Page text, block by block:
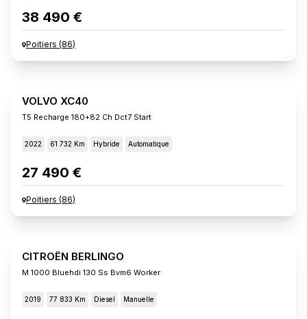
38 490 €
Poitiers (86)
VOLVO XC40
T5 Recharge 180+82 Ch Dct7 Start
2022 61 732 Km Hybride Automatique
27 490 €
Poitiers (86)
CITROËN BERLINGO
M 1000 Bluehdi 130 Ss Bvm6 Worker
2019 77 833 Km Diesel Manuelle